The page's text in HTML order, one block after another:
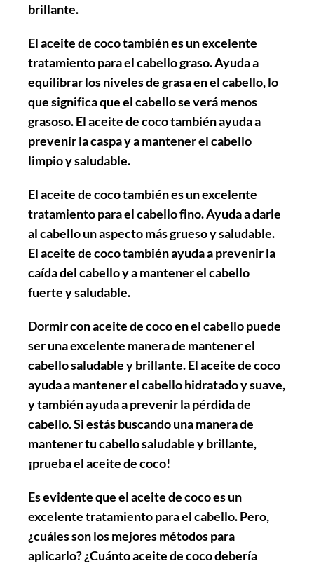
brillante.
El aceite de coco también es un excelente
tratamiento para el cabello graso. Ayuda a
equilibrar los niveles de grasa en el cabello, lo
que significa que el cabello se verá menos
grasoso. El aceite de coco también ayuda a
prevenir la caspa y a mantener el cabello
limpio y saludable.
El aceite de coco también es un excelente
tratamiento para el cabello fino. Ayuda a darle
al cabello un aspecto más grueso y saludable.
El aceite de coco también ayuda a prevenir la
caída del cabello y a mantener el cabello
fuerte y saludable.
Dormir con aceite de coco en el cabello puede
ser una excelente manera de mantener el
cabello saludable y brillante. El aceite de coco
ayuda a mantener el cabello hidratado y suave,
y también ayuda a prevenir la pérdida de
cabello. Si estás buscando una manera de
mantener tu cabello saludable y brillante,
¡prueba el aceite de coco!
Es evidente que el aceite de coco es un
excelente tratamiento para el cabello. Pero,
¿cuáles son los mejores métodos para
aplicarlo? ¿Cuánto aceite de coco debería